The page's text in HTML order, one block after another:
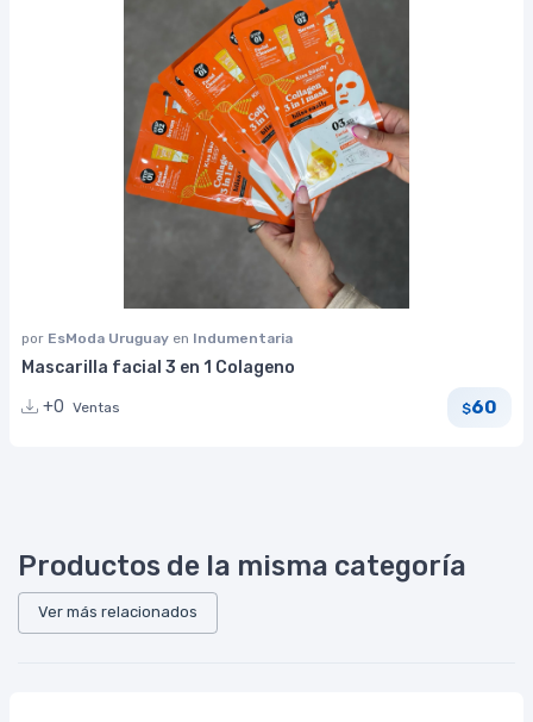
por EsModa Uruguay en Indumentaria
Mascarilla facial 3 en 1 Colageno
+0 Ventas $60
Productos de la misma categoría
Ver más relacionados